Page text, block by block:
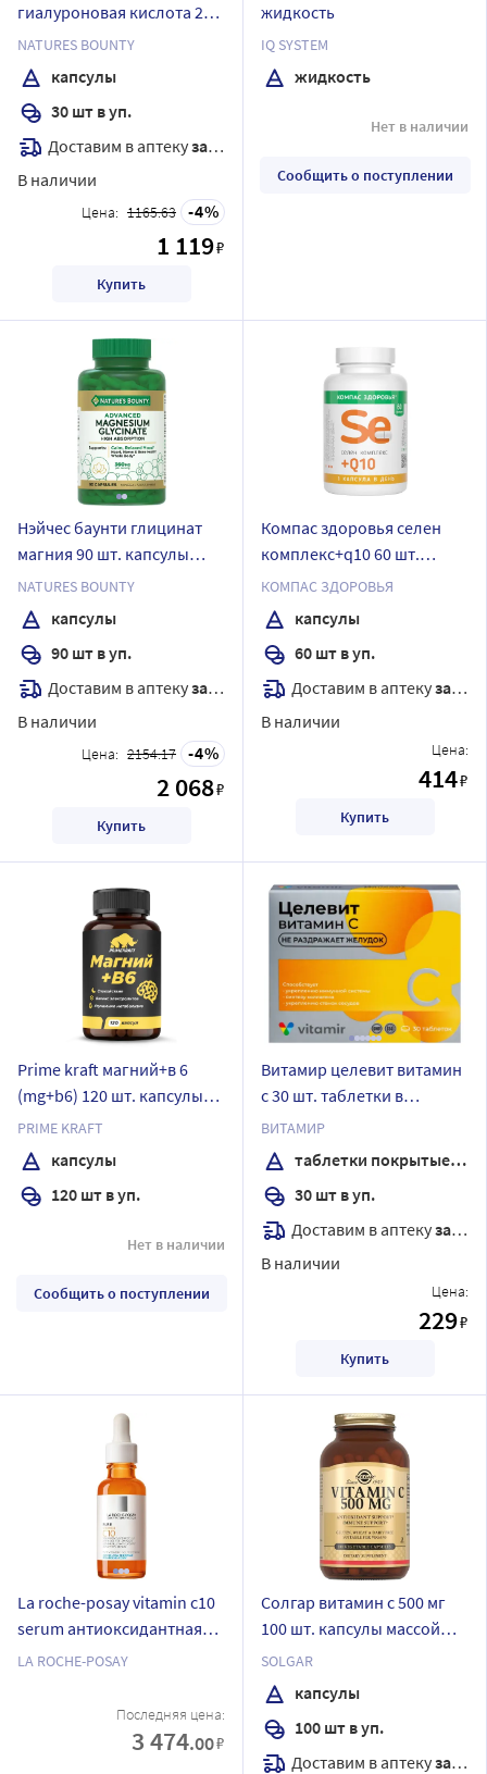
гиалуроновая кислота 20
мг 30 шт. капсулы массой
476 мг
NATURES BOUNTY
капсулы
30 шт в уп.
Доставим в аптекузавтра
В наличии
Цена: 1165.63 4
1 119₽
Купить
жидкость
IQ SYSTEM
жидкость
Нет в наличии
Сообщить о поступлении
Нэйчес баунти глицинат
магния 90 шт. капсулы
массой 1158 мг
NATURES BOUNTY
капсулы
90 шт в уп.
Доставим в аптекузавтра
В наличии
Цена: 2154.17 4
2 068₽
Купить
Компас здоровья селен
комплекс+q10 60 шт.
капсулы массой 210 мг
КОМПАС ЗДОРОВЬЯ
капсулы
60 шт в уп.
Доставим в аптекузавтра
В наличии
Цена:
414₽
Купить
Prime kraft магний+в 6
(mg+b6) 120 шт. капсулы
массой 840 мг
PRIME KRAFT
капсулы
120 шт в уп.
Нет в наличии
Сообщить о поступлении
Витамир целевит витамин
с 30 шт. таблетки в
кишечнораств оболоч
массой 642 мг
ВИТАМИР
таблетки покрытые кишечнорастворимой оболочкой
30 шт в уп.
Доставим в аптекузавтра
В наличии
Цена:
229₽
Купить
La roche-posay vitamin c10
serum антиоксидантная
сыворотка для
LA ROCHE-POSAY
Последняя цена:
3 474.00₽
Солгар витамин с 500 мг
100 шт. капсулы массой
741 мг
SOLGAR
капсулы
100 шт в уп.
Доставим в аптекузавтра